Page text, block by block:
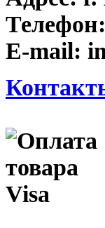
Телефон:
E-mail: